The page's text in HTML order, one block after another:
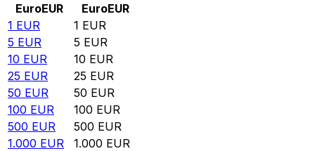
EuroEUR EuroEUR
1 EUR 1 EUR
5 EUR 5 EUR
10 EUR 10 EUR
25 EUR 25 EUR
50 EUR 50 EUR
100 EUR 100 EUR
500 EUR 500 EUR
1.000 EUR 1.000 EUR